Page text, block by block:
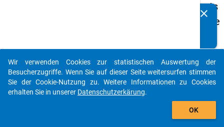
uts
che
d
Bil
du
clear
auto_stories
add_shopping_cart
Wir verwenden Cookies zur statistischen Auswertung der
Besucherzugriffe. Wenn Sie auf dieser Seite weitersurfen stimmen
Sie der Cookie-Nutzung zu. Weitere Informationen zu Cookies
erhalten Sie in unserer Datenschutzerkärung.
OK